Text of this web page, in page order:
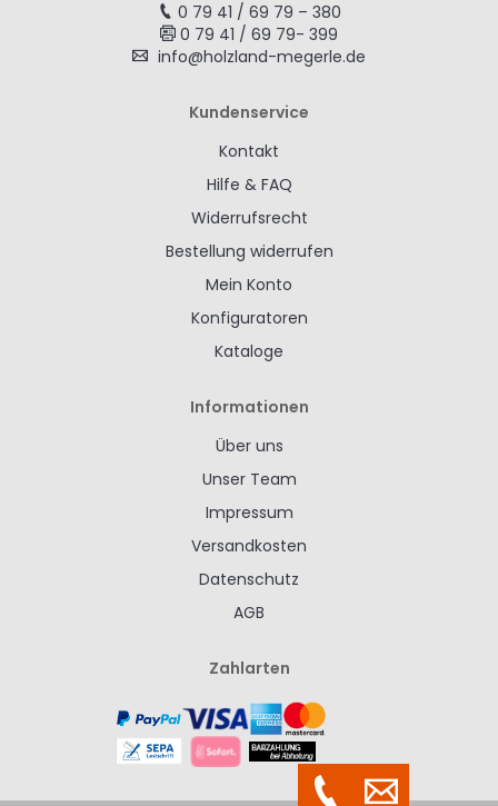
0 79 41 / 69 79 – 380
0 79 41 / 69 79- 399
info@holzland-megerle.de
Kundenservice
Kontakt
Hilfe & FAQ
Widerrufsrecht
Bestellung widerrufen
Mein Konto
Konfiguratoren
Kataloge
Informationen
Über uns
Unser Team
Impressum
Versandkosten
Datenschutz
AGB
Zahlarten